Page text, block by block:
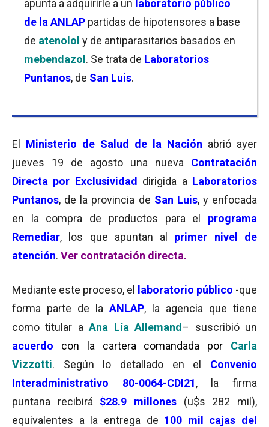
apunta a adquirirle a un laboratorio público
de la ANLAP partidas de hipotensores a base
de atenolol y de antiparasitarios basados en
mebendazol . Se trata de Laboratorios
Puntanos, de San Luis.
El Ministerio de Salud de la Nación abrió ayer
jueves 19 de agosto una nueva Contratación
Directa por Exclusividad dirigida a Laboratorios
Puntanos, de la provincia de San Luis, y enfocada
en la compra de productos para el programa
Remediar, los que apuntan al primer nivel de
atención. Ver contratación directa.
Mediante este proceso, el laboratorio público -que
forma parte de la ANLAP, la agencia que tiene
como titular aAna Lía Allemand – suscribió un
acuerdo con la cartera comandada por Carla
Vizzotti. Según lo detallado en el Convenio
Interadministrativo 80-0064-CDI21, la firma
puntana recibirá $28.9 millones (u$s 282 mil),
equivalentes a la entrega de 100 mil cajas del